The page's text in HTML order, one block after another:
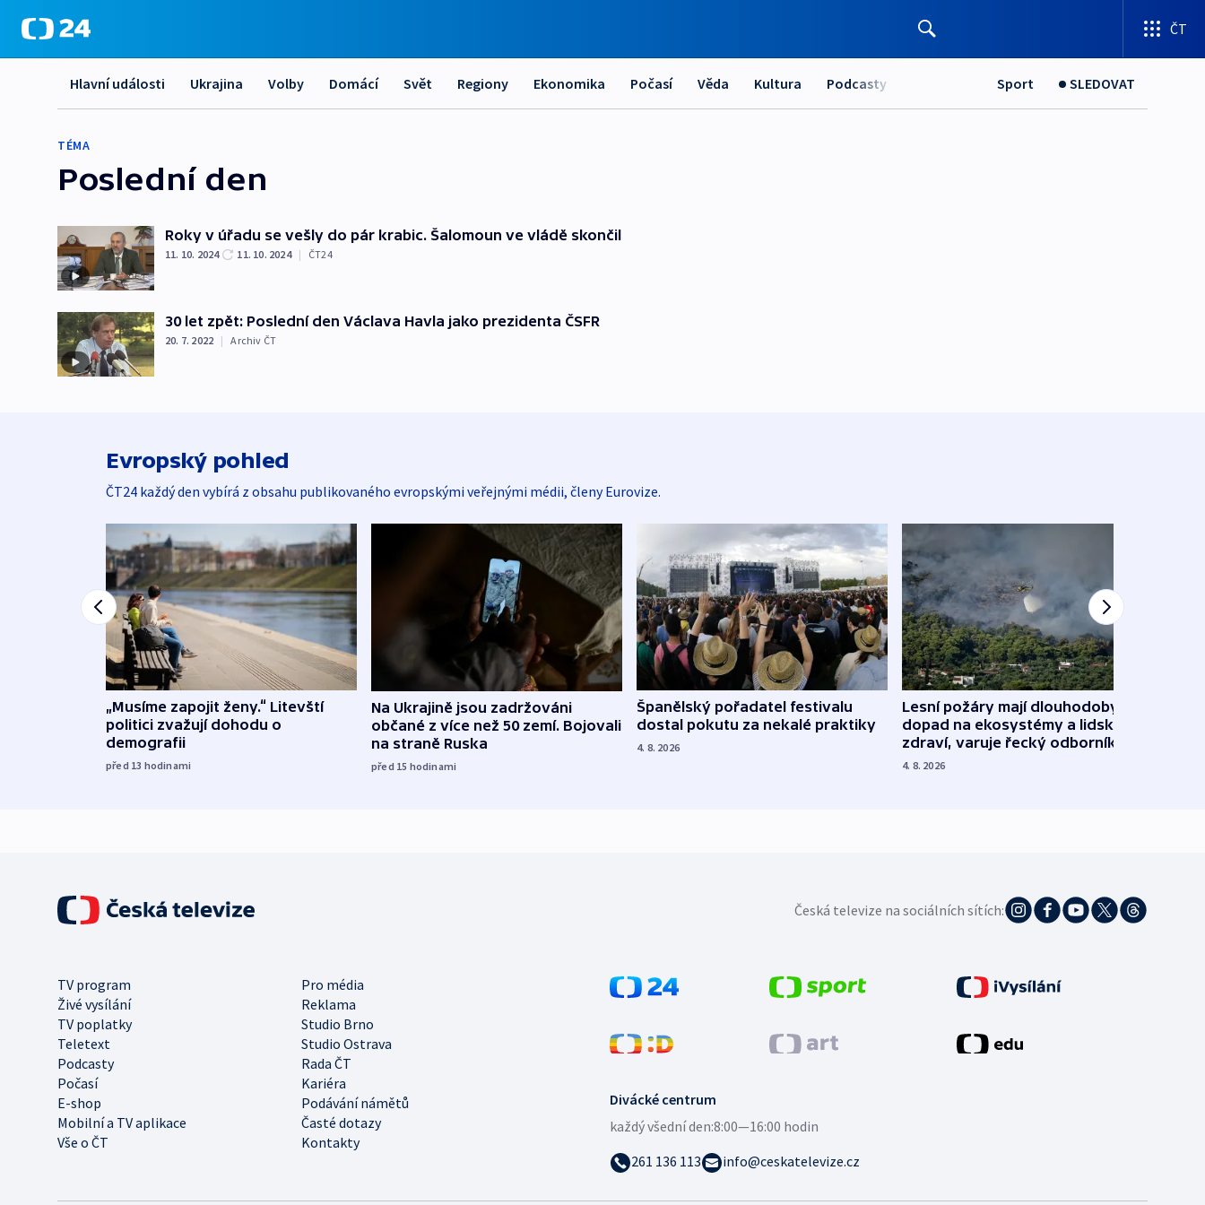
ČT
Hlavní události Ukrajina Volby Domácí Svět Regiony Ekonomika Počasí Věda Kultura Podcasty Sport SLEDOVAT
TÉMA
Poslední den
Roky v úřadu se vešly do pár krabic. Šalomoun ve vládě skončil
11. 10. 2024 11. 10. 2024 | ČT24
30 let zpět: Poslední den Václava Havla jako prezidenta ČSFR
20. 7. 2022 | Archiv ČT
Evropský pohled
ČT24 každý den vybírá z obsahu publikovaného evropskými veřejnými médii, členy Eurovize.
„Musíme zapojit ženy.“ Litevští
politici zvažují dohodu o
demografii
před 13 hodinami
Na Ukrajině jsou zadržováni
občané z více než 50 zemí. Bojovali
na straně Ruska
před 15 hodinami
Španělský pořadatel festivalu
dostal pokutu za nekalé praktiky
4. 8. 2026
Lesní požáry mají dlouhodobý
dopad na ekosystémy a lidské
zdraví, varuje řecký odborník
4. 8. 2026
Česká televize na sociálních sítích:
TV program
Pro média
Živé vysílání
Reklama
TV poplatky
Studio Brno
Teletext
Studio Ostrava
Podcasty
Rada ČT
Počasí
Kariéra
E-shop
Podávání námětů
Mobilní a TV aplikace
Časté dotazy
Vše o ČT
Kontakty
Divácké centrum
každý všední den:8:00—16:00 hodin
261 136 113
info@ceskatelevize.cz